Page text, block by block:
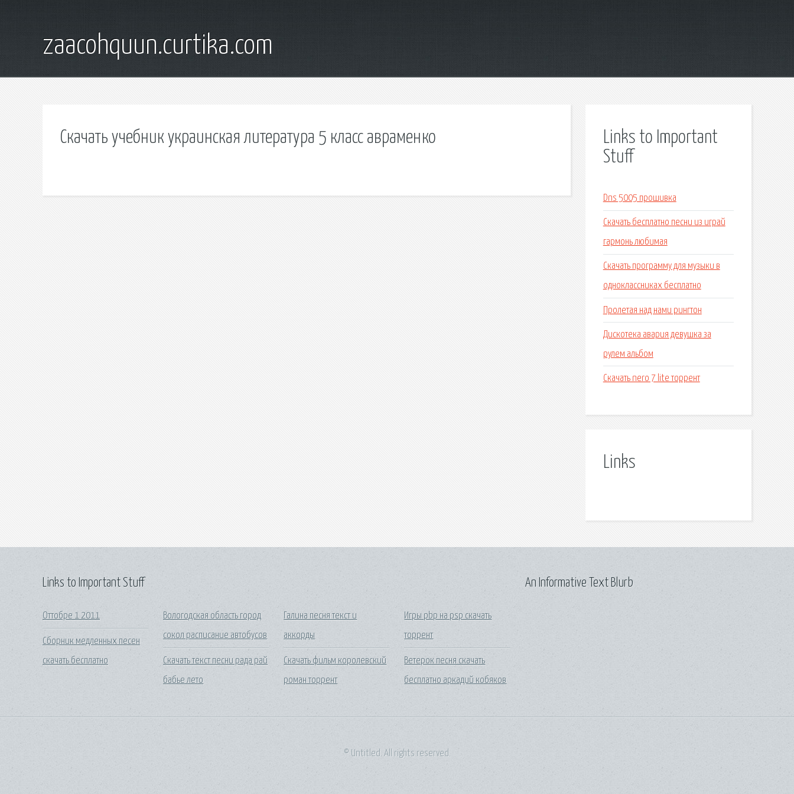
zaacohquun.curtika.com
Скачать учебник украинская литература 5 класс авраменко
Links to Important
Stuff
Dns 5005 прошивка
Скачать бесплатно песни из играй
гармонь любимая
Скачать программу для музыки в
одноклассниках бесплатно
Пролетая над нами рингтон
Дискотека авария девушка за
рулем альбом
Скачать nero 7 lite торрент
Links
Links to Important Stuff
Оттобре 1 2011
Сборник медленных песен
скачать бесплатно
Вологодская область город
сокол расписание автобусов
Скачать текст песни рада рай
бабье лето
Галина песня текст и
аккорды
Скачать фильм королевский
роман торрент
Игры pbp на psp скачать
торрент
Ветерок песня скачать
бесплатно аркадий кобяков
An Informative Text Blurb
© Untitled. All rights reserved.